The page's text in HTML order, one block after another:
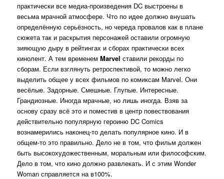
практически все медиа-произведения DC выстроены в
весьма мрачной атмосфере. Что по идее должно внушать
определённую серьёзность, но череда провалов как в плане
сюжета так и раскрытия персонажей оставили огромную
зияющую дыру в рейтингах и сборах практически всех
кинолент. А тем временемMarvel ставили рекорды по
сборам. Если взглянуть ретроспективой, то можно легко
выделить общее у всех фильмов по комиксам Marvel. Они
весёлые. Задорные. Смешные. Глупые. Интересные.
Грандиозные. Иногда мрачные, но лишь иногда. Взяв за
основу сразу всё это и поместив в центр повествования
действительно популярную героиню DC Comics
вознамерились наконец-то делать популярное кино. И в
общем-то это правильно. Дело не в том, что фильм должен
быть высокохудожественным, моральным или философским.
Дело в том, что кино должно развлекать. И с этим Wonder
Woman справляется на в100%.